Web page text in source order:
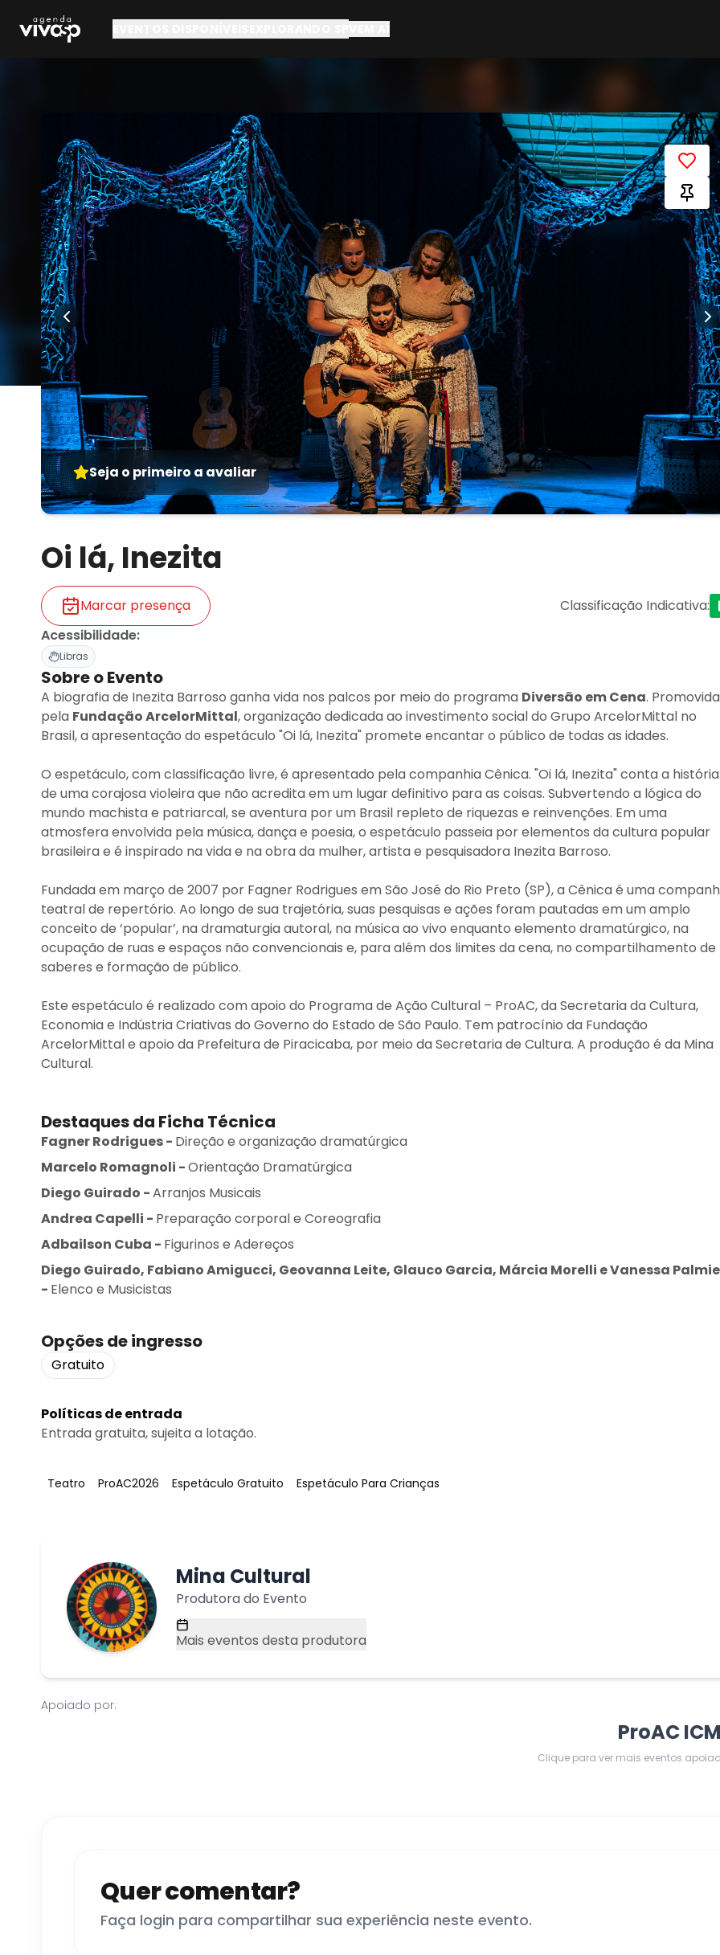
Seja o primeiro a avaliar
Oi lá, Inezita
Marcar presença Classificação Indicativa:
Acessibilidade:
Libras
Sobre o Evento
A biografia de Inezita Barroso ganha vida nos palcos por meio do programa Diversão em Cena. Promovida
pela Fundação ArcelorMittal, organização dedicada ao investimento social do Grupo ArcelorMittal no
Brasil, a apresentação do espetáculo "Oi lá, Inezita" promete encantar o público de todas as idades.
O espetáculo, com classificação livre, é apresentado pela companhia Cênica. "Oi lá, Inezita" conta a história
de uma corajosa violeira que não acredita em um lugar definitivo para as coisas. Subvertendo a lógica do
mundo machista e patriarcal, se aventura por um Brasil repleto de riquezas e reinvenções. Em uma
atmosfera envolvida pela música, dança e poesia, o espetáculo passeia por elementos da cultura popular
brasileira e é inspirado na vida e na obra da mulher, artista e pesquisadora Inezita Barroso.
Fundada em março de 2007 por Fagner Rodrigues em São José do Rio Preto (SP), a Cênica é uma
teatral de repertório. Ao longo de sua trajetória, suas pesquisas e ações foram pautadas em um amplo
conceito de ‘popular’, na dramaturgia autoral, na música ao vivo enquanto elemento dramatúrgico, na
ocupação de ruas e espaços não convencionais e, para além dos limites da cena, no compartilhamento de
saberes e formação de público.
Este espetáculo é realizado com apoio do Programa de Ação Cultural – ProAC, da Secretaria da Cultura,
Economia e Indústria Criativas do Governo do Estado de São Paulo. Tem patrocínio da Fundação
ArcelorMittal e apoio da Prefeitura de Piracicaba, por meio da Secretaria de Cultura. A produção é da Mina
Cultural.
Destaques da Ficha Técnica
Fagner Rodrigues- Direção e organização dramatúrgica
Marcelo Romagnoli -Orientação Dramatúrgica
Diego Guirado -Arranjos Musicais
Andrea Capelli - Preparação corporal e Coreografia
Adbailson Cuba - Figurinos e Adereços
Diego Guirado, Fabiano Amigucci, Geovanna Leite, Glauco Garcia, Márcia Morelli e Vanessa
- Elenco e Musicistas
Opções de ingresso
Gratuito
Políticas de entrada
Entrada gratuita, sujeita a lotação.
Tag:
Teatro Tag:
ProAC2026 Tag:
Espetáculo Gratuito Tag:
Espetáculo Para Crianças
Mina Cultural
Produtora do Evento
Mais eventos desta produtora
Apoiado por:
ProAC
Clique para ver mais eventos
Quer comentar?
Faça login para compartilhar sua experiência neste evento.